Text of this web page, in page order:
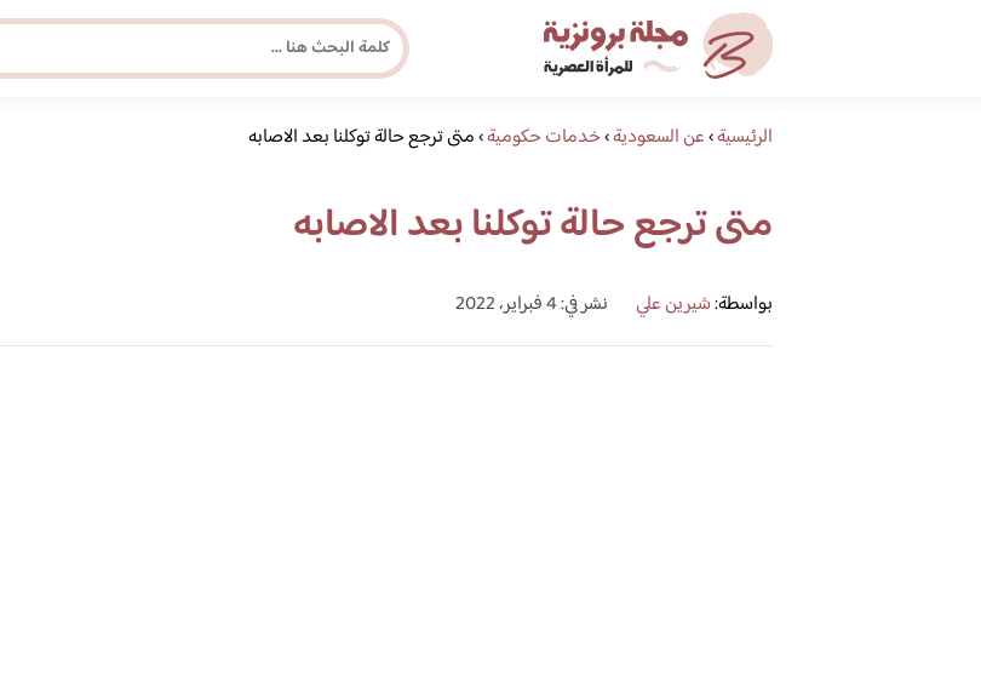
مجلة برونزية للفتاة العصرية الرئيسية›عن السعودية›خدمات حكومية›متى ترجع حالة توكلنا بعد الاصابه
متى ترجع حالة توكلنا بعد الاصابه
بواسطة:شيرين علي نشر في: 4 فبراير، 2022